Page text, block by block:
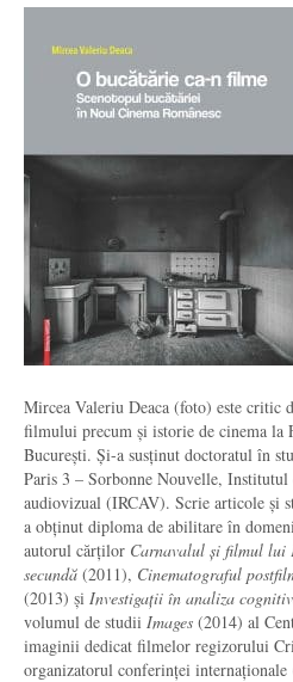
Mircea Valeriu Deaca (foto) este critic
filmului precum și istorie de cinema la
București. Și-a susținut doctoratul în
Paris 3 – Sorbonne Nouvelle, Institutul
audiovizual (IRCAV). Scrie articole și
a obținut diploma de abilitare în
autorul cărților Carnavalul și filmul lui
secundă (2011), Cinematograful
(2013) și Investigații în analiza
volumul de studii Images (2014) al
imaginii dedicat filmelor regizorului
organizatorul conferinței internaționale